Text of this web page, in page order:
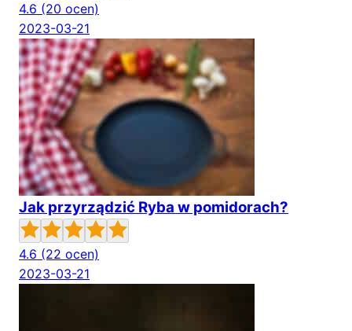
4.6 (20 ocen)
2023-03-21
Jak przyrządzić Ryba w pomidorach?
4.6 (22 ocen)
2023-03-21